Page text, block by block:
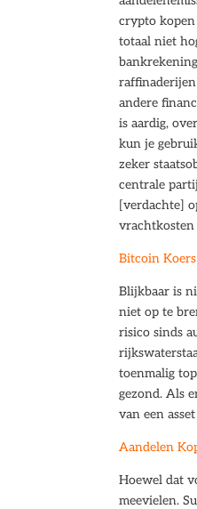
crypto
totaal niet
andere
is aardig,
kun je
zeker
centrale
[verdachte]
vrachtkosten
Bitcoin
Blijkbaar is
niet op te
risico sinds
toenmalig
gezond. Als
van een
Aandelen
Hoewel dat
meevielen.